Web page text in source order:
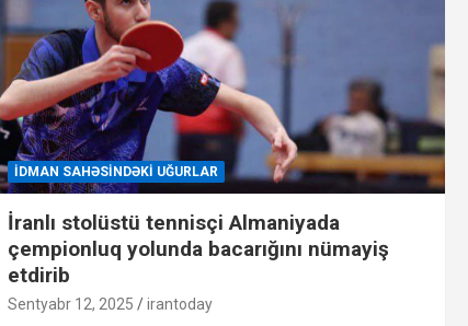
İDMAN SAHƏSINDƏKI UĞURLAR
İranlı stolüstü tennisçi Almaniyada
çempionluq yolunda bacarığını nümayiş
etdirib
Sentyabr 12, 2025 irantoday